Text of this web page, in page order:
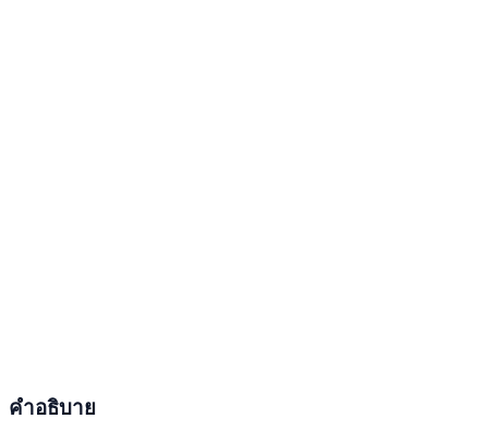
คำอธิบาย